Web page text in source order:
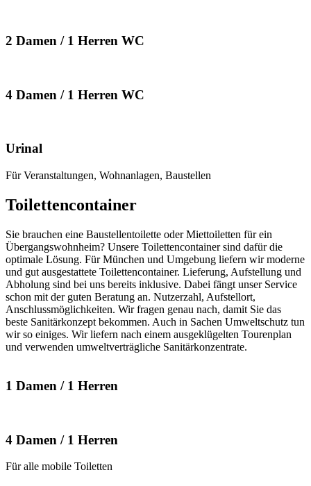
2 Damen / 1 Herren WC
4 Damen / 1 Herren WC
Urinal
Für Veranstaltungen, Wohnanlagen, Baustellen
Toilettencontainer
Sie brauchen eine Baustellentoilette oder Miettoiletten für ein
Übergangswohnheim? Unsere Toilettencontainer sind dafür die
optimale Lösung. Für München und Umgebung liefern wir moderne
und gut ausgestattete Toilettencontainer. Lieferung, Aufstellung und
Abholung sind bei uns bereits inklusive. Dabei fängt unser Service
schon mit der guten Beratung an. Nutzerzahl, Aufstellort,
Anschlussmöglichkeiten. Wir fragen genau nach, damit Sie das
beste Sanitärkonzept bekommen. Auch in Sachen Umweltschutz tun
wir so einiges. Wir liefern nach einem ausgeklügelten Tourenplan
und verwenden umweltverträgliche Sanitärkonzentrate.
1 Damen / 1 Herren
4 Damen / 1 Herren
Für alle mobile Toiletten